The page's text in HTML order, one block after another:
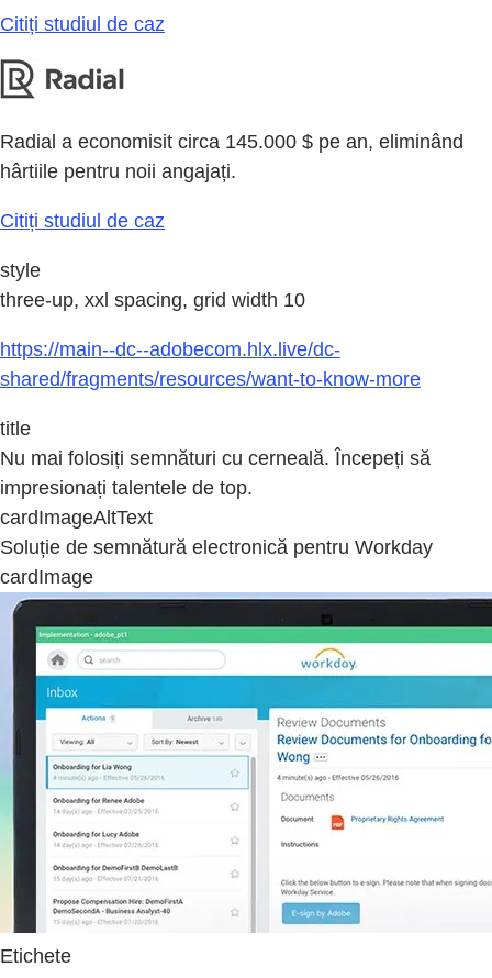
Citiți studiul de caz
Radial a economisit circa 145.000 $ pe an, eliminând
hârtiile pentru noii angajați.
Citiți studiul de caz
style
three-up, xxl spacing, grid width 10
https://main--dc--adobecom.hlx.live/dc-
shared/fragments/resources/want-to-know-more
title
Nu mai folosiți semnături cu cerneală. Începeți să
impresionați talentele de top.
cardImageAltText
Soluție de semnătură electronică pentru Workday
cardImage
Etichete